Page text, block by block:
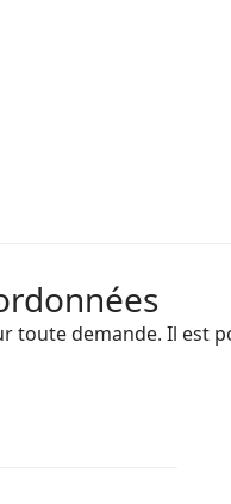
demande. Il est